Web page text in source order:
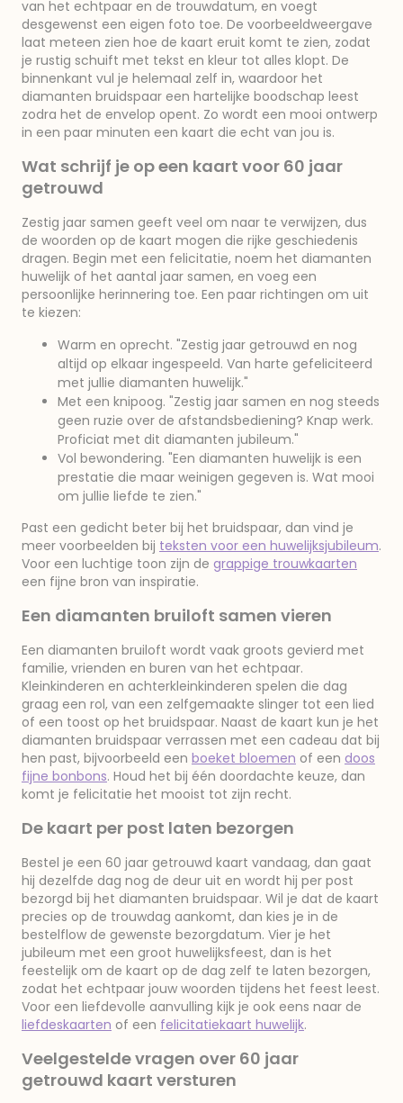
van het echtpaar en de trouwdatum, en voegt
desgewenst een eigen foto toe. De voorbeeldweergave
laat meteen zien hoe de kaart eruit komt te zien, zodat
je rustig schuift met tekst en kleur tot alles klopt. De
binnenkant vul je helemaal zelf in, waardoor het
diamanten bruidspaar een hartelijke boodschap leest
zodra het de envelop opent. Zo wordt een mooi ontwerp
in een paar minuten een kaart die echt van jou is.
Wat schrijf je op een kaart voor 60 jaar
getrouwd
Zestig jaar samen geeft veel om naar te verwijzen, dus
de woorden op de kaart mogen die rijke geschiedenis
dragen. Begin met een felicitatie, noem het diamanten
huwelijk of het aantal jaar samen, en voeg een
persoonlijke herinnering toe. Een paar richtingen om uit
te kiezen:
Warm en oprecht. "Zestig jaar getrouwd en nog
altijd op elkaar ingespeeld. Van harte gefeliciteerd
met jullie diamanten huwelijk."
Met een knipoog. "Zestig jaar samen en nog steeds
geen ruzie over de afstandsbediening? Knap werk.
Proficiat met dit diamanten jubileum."
Vol bewondering. "Een diamanten huwelijk is een
prestatie die maar weinigen gegeven is. Wat mooi
om jullie liefde te zien."
Past een gedicht beter bij het bruidspaar, dan vind je
meer voorbeelden bij teksten voor een huwelijksjubileum.
Voor een luchtige toon zijn de grappige trouwkaarten
een fijne bron van inspiratie.
Een diamanten bruiloft samen vieren
Een diamanten bruiloft wordt vaak groots gevierd met
familie, vrienden en buren van het echtpaar.
Kleinkinderen en achterkleinkinderen spelen die dag
graag een rol, van een zelfgemaakte slinger tot een lied
of een toost op het bruidspaar. Naast de kaart kun je het
diamanten bruidspaar verrassen met een cadeau dat bij
hen past, bijvoorbeeld een boeket bloemen of een doos
fijne bonbons. Houd het bij één doordachte keuze, dan
komt je felicitatie het mooist tot zijn recht.
De kaart per post laten bezorgen
Bestel je een 60 jaar getrouwd kaart vandaag, dan gaat
hij dezelfde dag nog de deur uit en wordt hij per post
bezorgd bij het diamanten bruidspaar. Wil je dat de kaart
precies op de trouwdag aankomt, dan kies je in de
bestelflow de gewenste bezorgdatum. Vier je het
jubileum met een groot huwelijksfeest, dan is het
feestelijk om de kaart op de dag zelf te laten bezorgen,
zodat het echtpaar jouw woorden tijdens het feest leest.
Voor een liefdevolle aanvulling kijk je ook eens naar de
liefdeskaarten of een felicitatiekaart huwelijk.
Veelgestelde vragen over 60 jaar
getrouwd kaart versturen